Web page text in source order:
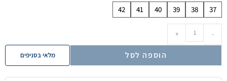
37
38
39
40
41
42
-
+
הוספה לסל מלאי בסניפים